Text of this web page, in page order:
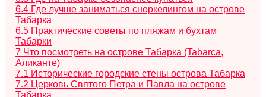
6.4 Где лучше заниматься сноркелингом на острове
Табарка
6.5 Практические советы по пляжам и бухтам
Табарки
7 Что посмотреть на острове Табарка (Tabarca,
Аликанте)
7.1 Исторические городские стены острова Табарка
7.2 Церковь Святого Петра и Павла на острове
Табарка